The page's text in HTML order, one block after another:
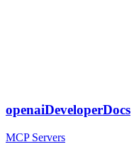
openaiDeveloperDocs
MCP Servers